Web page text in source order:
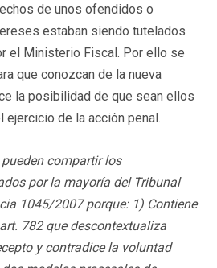
de unos ofendidos o
estaban siendo tutelados
el Ministerio Fiscal. Por ello se
que conozcan de la nueva
la posibilidad de que sean ellos
ejercicio de la acción penal.
pueden compartir los
por la mayoría del Tribunal
1045/2007 porque: 1) Contiene
782 que descontextualiza
y contradice la voluntad